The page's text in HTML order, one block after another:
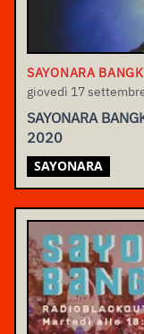
SAYONARA
giovedì 17
SAYONARA
2020
SAYONARA